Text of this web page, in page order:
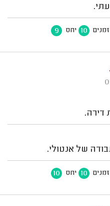
זמנים 10 יחס 9
דירה.
של אנטולי.
זמנים 10 יחס 10